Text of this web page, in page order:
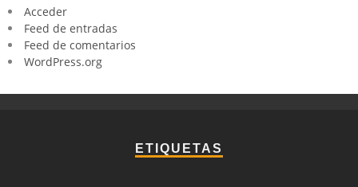
Acceder
Feed de entradas
Feed de comentarios
WordPress.org
ETIQUETAS